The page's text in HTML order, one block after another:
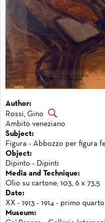
Author:
Rossi, Gino
Ambito veneziano
Subject:
Figura - Abbozzo per figura
Object:
Dipinto - Dipinti
Media and Technique:
Olio su cartone, 103, 6 x 73,5
Date:
XX - 1913 - 1914 - primo quarto
Museum: